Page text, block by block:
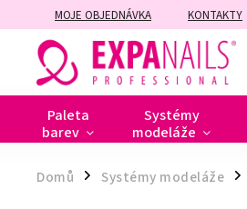
MOJE OBJEDNÁVKA KONTAKTY
ZÁRUČNÍ A POZÁRUČNÍ OPRAVY
Paleta
barev
Systémy
modeláže
Domů / Systémy modeláže /